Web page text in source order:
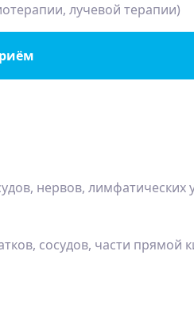
лучевой терапии)
нервов,
сосудов, части прямой